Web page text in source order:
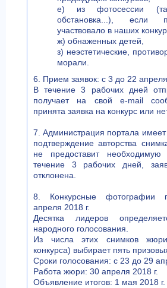
е) из фотосессии
обстановка...), если
участвовало в наших
ж) обнаженных детей,
з) неэстетические,
морали.
6. Прием заявок: с 3 до 22 апреля
В течение 3 рабочих дней
получает на свой e-mail
принята заявка на конкурс или
7. Администрация портала имеет
подтверждение авторства
не предоставит
течение 3 рабочих дней,
отклонена.
8. Конкурсные фотографии
апреля 2018 г.
Десятка лидеров
народного голосования.
Из числа этих снимков жюри
конкурса) выбирает пять
Сроки голосования: с 23 до 29
Работа жюри: 30 апреля 2018 г.
Объявление итогов: 1 мая 2018 г.